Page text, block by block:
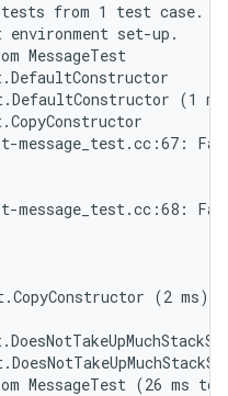
tests from 1 test case.
set-up.
(1
(2 ms)
(26 ms